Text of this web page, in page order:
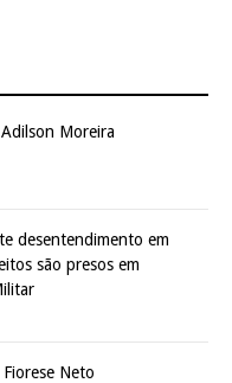
Moreira
desentendimento em
são presos em
Neto